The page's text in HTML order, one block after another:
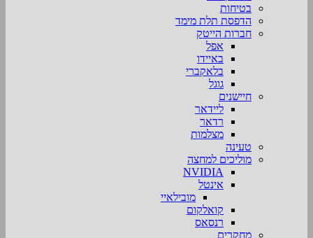
בטיחות
הדפסת תלת מימד
חברות הייטק
אפל
באיידו
בלאקברי
גוגל
חיישנים
ליידאר
רדאר
מצלמות
טעינה
מוליכים למחצה
NVIDIA
אינטל
מובילאיי
קואלקום
רנסאס
מחקרים